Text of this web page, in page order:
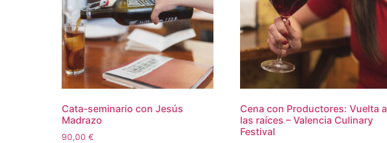
Cata-seminario con Jesús
Madrazo
90,00 €
Cena con Productores: Vuelta a
las raíces – Valencia Culinary
Festival